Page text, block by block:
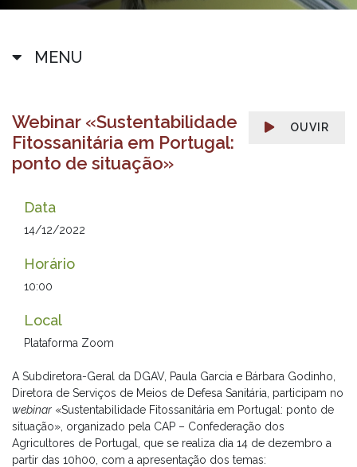
MENU
OUVIR
Webinar «Sustentabilidade
Fitossanitária em Portugal:
ponto de situação»
Data
14/12/2022
Horário
10:00
Local
Plataforma Zoom
A Subdiretora-Geral da DGAV, Paula Garcia e Bárbara Godinho,
Diretora de Serviços de Meios de Defesa Sanitária, participam no
webinar «Sustentabilidade Fitossanitária em Portugal: ponto de
situação», organizado pela CAP – Confederação dos
Agricultores de Portugal, que se realiza dia 14 de dezembro a
partir das 10h00, com a apresentação dos temas: